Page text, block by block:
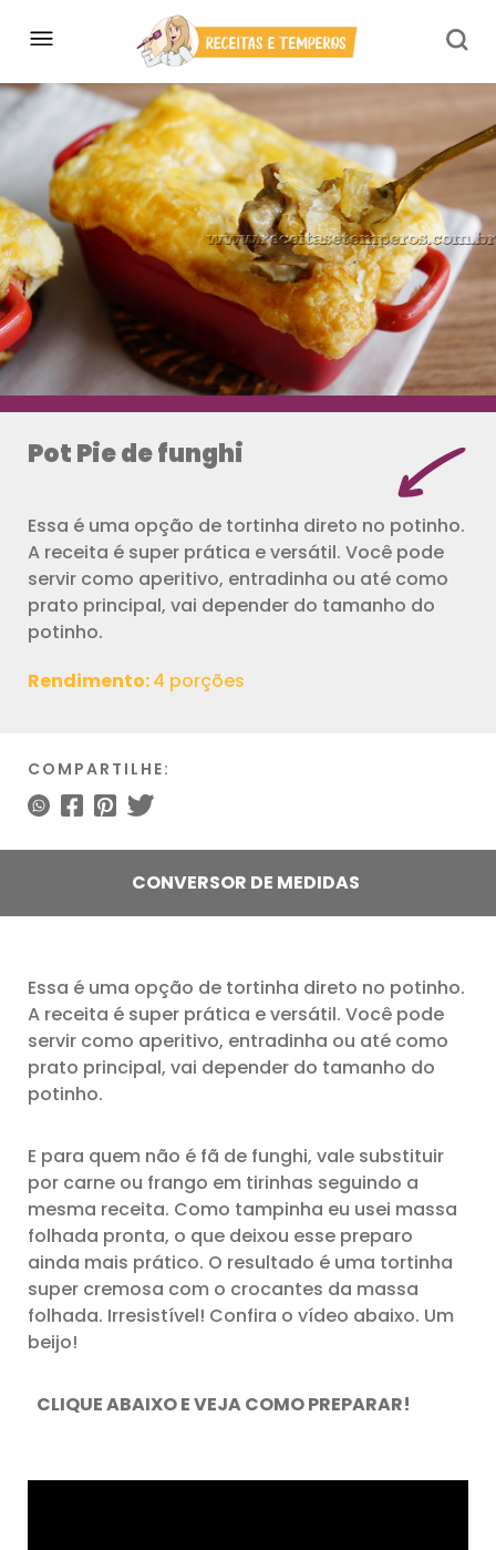
Pot Pie de funghi
Essa é uma opção de tortinha direto no potinho.
A receita é super prática e versátil. Você pode
servir como aperitivo, entradinha ou até como
prato principal, vai depender do tamanho do
potinho.
Rendimento:4 porções
COMPARTILHE:
CONVERSOR DE MEDIDAS
Essa é uma opção de tortinha direto no potinho.
A receita é super prática e versátil. Você pode
servir como aperitivo, entradinha ou até como
prato principal, vai depender do tamanho do
potinho.
E para quem não é fã de funghi, vale substituir
por carne ou frango em tirinhas seguindo a
mesma receita. Como tampinha eu usei massa
folhada pronta, o que deixou esse preparo
ainda mais prático. O resultado é uma tortinha
super cremosa com o crocantes da massa
folhada. Irresistível! Confira o vídeo abaixo. Um
beijo!
CLIQUE ABAIXO E VEJA COMO PREPARAR!